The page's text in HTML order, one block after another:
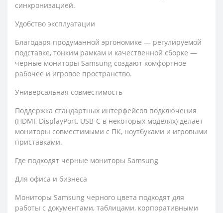
синхронизацией.
Удобство эксплуатации
Благодаря продуманной эргономике — регулируемой
подставке, тонким рамкам и качественной сборке —
черные мониторы Samsung создают комфортное
рабочее и игровое пространство.
Универсальная совместимость
Поддержка стандартных интерфейсов подключения
(HDMI, DisplayPort, USB‑C в некоторых моделях) делает
мониторы совместимыми с ПК, ноутбуками и игровыми
приставками.
Где подходят черные мониторы Samsung
Для офиса и бизнеса
Мониторы Samsung черного цвета подходят для
работы с документами, таблицами, корпоративными